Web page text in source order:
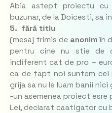
Abia astept proiectu cu
buzunar, de la Doicesti, sa
5. fără titlu
(mesaj trimis de anonim în
pentru cine nu stie de
indiferent cat de pro –
ca de fapt noi suntem cei
grija sa nu le luam banii
-un asemenea proiect
Lei, declarat caatigator cu